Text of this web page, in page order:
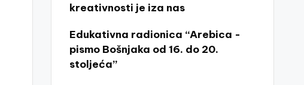
kreativnosti je iza nas
Edukativna radionica “Arebica -
pismo Bošnjaka od 16. do 20.
stoljeća”